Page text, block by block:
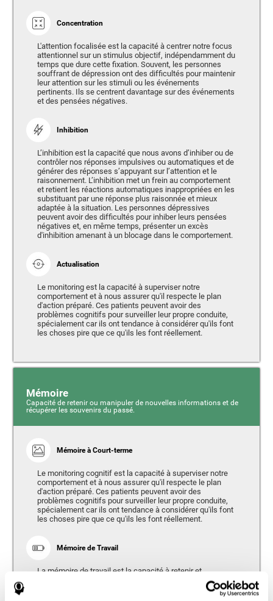
Concentration
L'attention focalisée est la capacité à centrer notre focus
attentionnel sur un stimulus objectif, indépendamment du
temps que dure cette fixation. Souvent, les personnes
souffrant de dépression ont des difficultés pour maintenir
leur attention sur les stimuli ou les événements
pertinents. Ils se centrent davantage sur des événements
et des pensées négatives.
Inhibition
L’inhibition est la capacité que nous avons d’inhiber ou de
contrôler nos réponses impulsives ou automatiques et de
générer des réponses s’appuyant sur l’attention et le
raisonnement. L’inhibition met un frein au comportement
et retient les réactions automatiques inappropriées en les
substituant par une réponse plus raisonnée et mieux
adaptée à la situation. Les personnes dépressives
peuvent avoir des difficultés pour inhiber leurs pensées
négatives et, en même temps, présenter un excès
d'inhibition amenant à un blocage dans le comportement.
Actualisation
Le monitoring est la capacité à superviser notre
comportement et à nous assurer qu'il respecte le plan
d'action préparé. Ces patients peuvent avoir des
problèmes cognitifs pour surveiller leur propre conduite,
spécialement car ils ont tendance à considérer qu'ils font
les choses pire que ce qu'ils les font réellement.
Mémoire
Capacité de retenir ou manipuler de nouvelles informations et de
récupérer les souvenirs du passé.
Mémoire à Court-terme
Le monitoring cognitif est la capacité à superviser notre
comportement et à nous assurer qu'il respecte le plan
d'action préparé. Ces patients peuvent avoir des
problèmes cognitifs pour surveiller leur propre conduite,
spécialement car ils ont tendance à considérer qu'ils font
les choses pire que ce qu'ils les font réellement.
Mémoire de Travail
La mémoire de travail est la capacité à retenir et
manipuler l'information nécessaire à la réalisation de
tâches cognitives complexes, comme la compréhension
du langage écrit, parlé ou travailler l'information reçue.